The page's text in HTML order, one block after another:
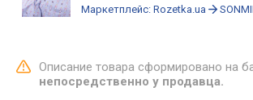
Маркетплейс: Rozetka.ua
Описание товара сформировано на
непосредственно у продавца.